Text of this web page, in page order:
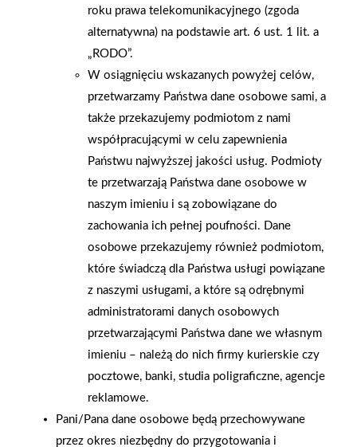
AKTUALNOŚCI
2026-01-15
Grupa PSB Handel S.A.
gra z WOŚP. Powstała
firmowa eSkarbonka na
2026-01-12
Grupy PSB. Sieć kończy
rok strategicznym
roku prawa telekomunikacyjnego (zgoda
alternatywna) na podstawie art. 6 ust. 1 lit. a
„RODO”.
W osiągnięciu wskazanych powyżej celów,
przetwarzamy Państwa dane osobowe sami, a
także przekazujemy podmiotom z nami
współpracującymi w celu zapewnienia
Państwu najwyższej jakości usług. Podmioty
te przetwarzają Państwa dane osobowe w
naszym imieniu i są zobowiązane do
zachowania ich pełnej poufności. Dane
osobowe przekazujemy również podmiotom,
które świadczą dla Państwa usługi powiązane
z naszymi usługami, a które są odrębnymi
administratorami danych osobowych
przetwarzającymi Państwa dane we własnym
imieniu – należą do nich firmy kurierskie czy
pocztowe, banki, studia poligraficzne, agencje
reklamowe.
Pani/Pana dane osobowe będą przechowywane
przez okres niezbędny do przygotowania i